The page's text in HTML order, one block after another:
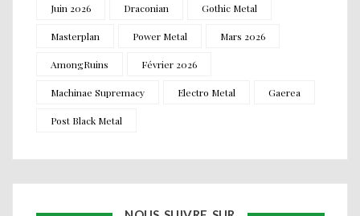
Juin 2026 Draconian Gothic Metal
Masterplan Power Metal Mars 2026
AmongRuins Février 2026
Machinae Supremacy Electro Metal Gaerea
Post Black Metal